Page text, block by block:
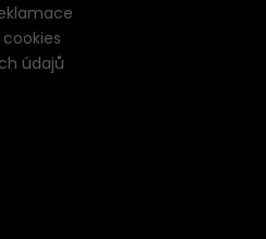
údajů